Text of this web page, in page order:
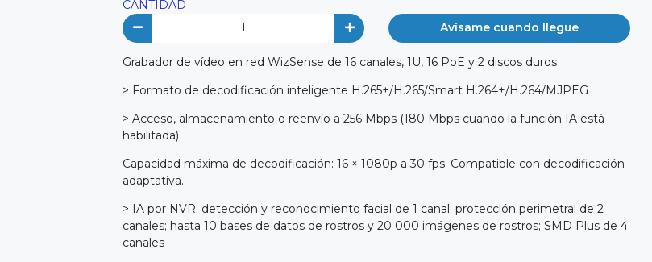
CANTIDAD
Avísame cuando llegue
Grabador de vídeo en red WizSense de 16 canales, 1U, 16 PoE y 2 discos duros
> Formato de decodificación inteligente H.265+/H.265/Smart H.264+/H.264/MJPEG
> Acceso, almacenamiento o reenvío a 256 Mbps (180 Mbps cuando la función IA está
habilitada)
Capacidad máxima de decodificación: 16 × 1080p a 30 fps. Compatible con decodificación
adaptativa.
> IA por NVR: detección y reconocimiento facial de 1 canal; protección perimetral de 2
canales; hasta 10 bases de datos de rostros y 20 000 imágenes de rostros; SMD Plus de 4
canales